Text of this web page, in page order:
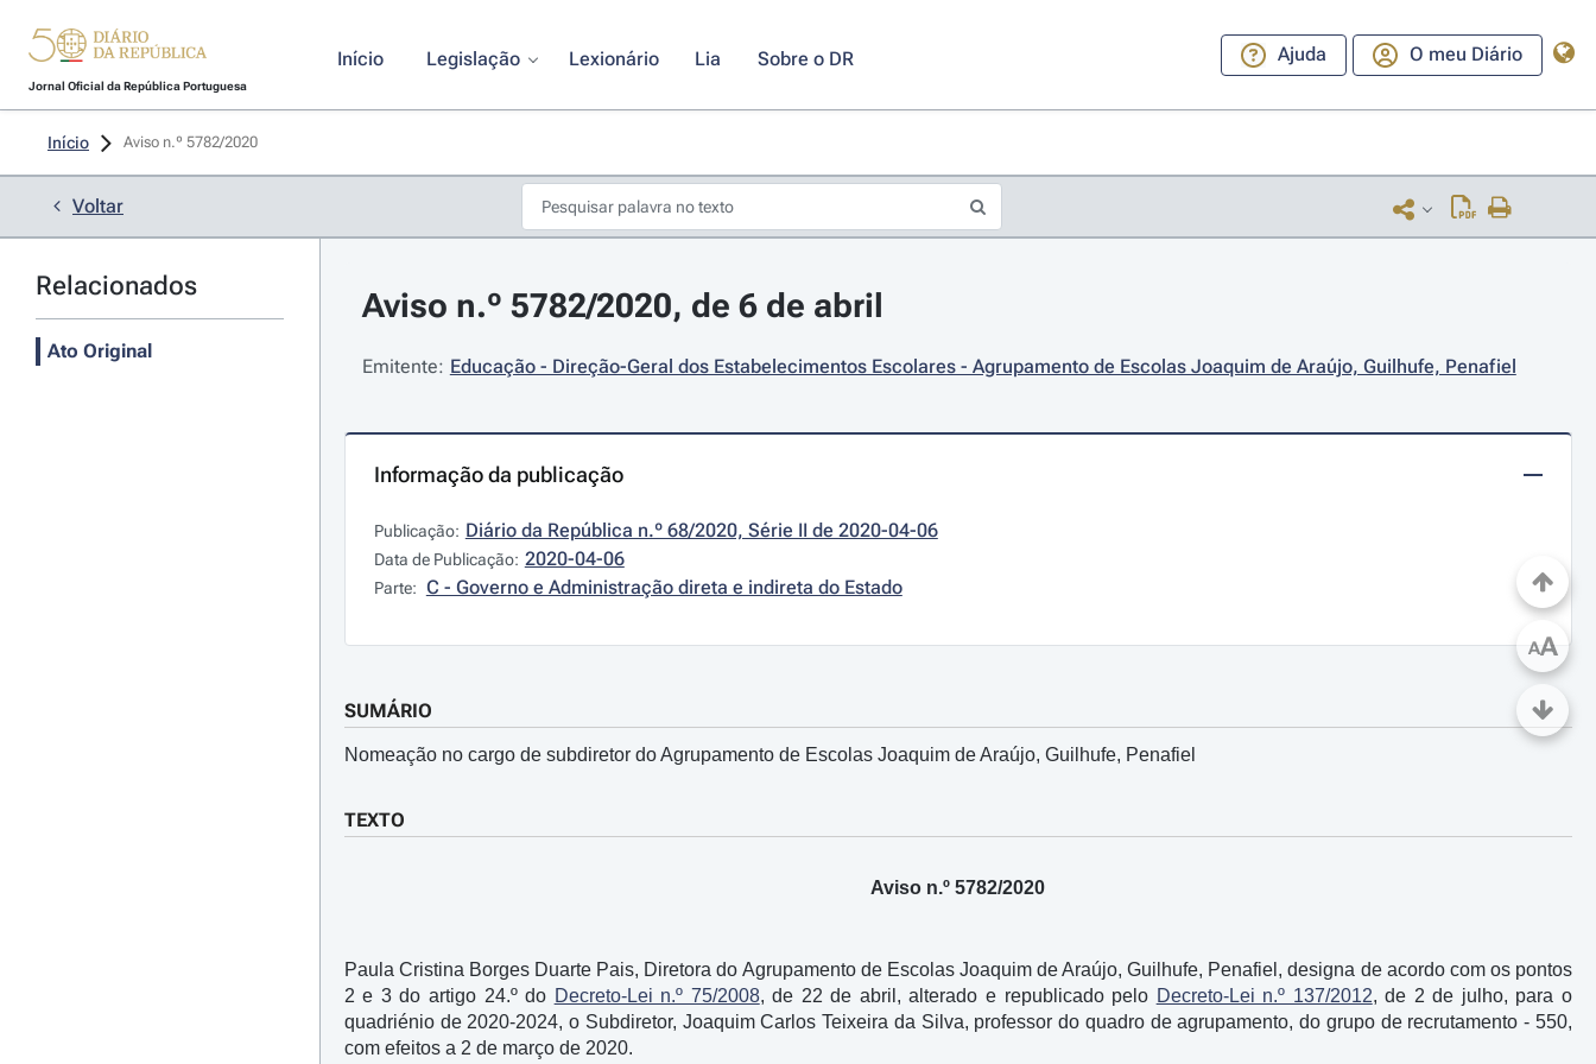
Jornal Oficial da República Portuguesa
Início Legislação Lexionário Lia Sobre o DR Ajuda O meu Diário
Início Aviso n.º 5782/2020
Voltar
Relacionados
Ato Original
Aviso n.º 5782/2020, de 6 de abril
Emitente: Educação - Direção-Geral dos Estabelecimentos Escolares - Agrupamento de Escolas Joaquim de Araújo, Guilhufe, Penafiel
Informação da publicação
Publicação: Diário da República n.º 68/2020, Série II de 2020-04-06
Data de Publicação: 2020-04-06
Parte: C - Governo e Administração direta e indireta do Estado
SUMÁRIO
Nomeação no cargo de subdiretor do Agrupamento de Escolas Joaquim de Araújo, Guilhufe, Penafiel
TEXTO
Aviso n.º 5782/2020
Paula Cristina Borges Duarte Pais, Diretora do Agrupamento de Escolas Joaquim de Araújo, Guilhufe, Penafiel, designa de acordo com os pontos
2 e 3 do artigo 24.º do Decreto-Lei n.º 75/2008, de 22 de abril, alterado e republicado pelo Decreto-Lei n.º 137/2012, de 2 de julho, para o
quadriénio de 2020-2024, o Subdiretor, Joaquim Carlos Teixeira da Silva, professor do quadro de agrupamento, do grupo de recrutamento - 550,
com efeitos a 2 de março de 2020.
AA